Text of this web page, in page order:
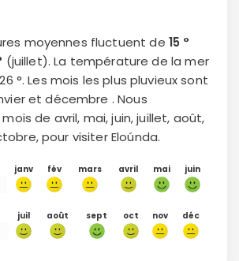
moyennes fluctuent de 15 °
(juillet). La température de la mer
°. Les mois les plus pluvieux sont
et décembre . Nous
de avril, mai, juin, juillet, août,
pour visiter Eloúnda.
janv fév mars avril mai juin
juil août sept oct nov déc